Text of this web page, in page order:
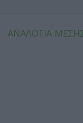
ΑΝΑΛΟΓΙΑ